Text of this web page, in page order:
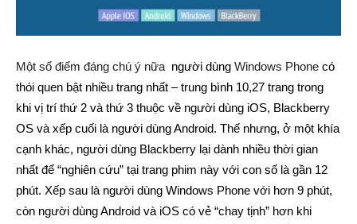
Một số điểm đáng chú ý nữa người dùng Windows Phone có
thói quen bật nhiều trang nhất – trung bình 10,27 trang trong
khi vị trí thứ 2 và thứ 3 thuộc về người dùng iOS, Blackberry
OS và xếp cuối là người dùng Android. Thế nhưng, ở một khía
cạnh khác, người dùng Blackberry lại dành nhiều thời gian
nhất để “nghiên cứu” tại trang phim này với con số là gần 12
phút. Xếp sau là người dùng Windows Phone với hơn 9 phút,
còn người dùng Android và iOS có vẻ “chay tịnh” hơn khi